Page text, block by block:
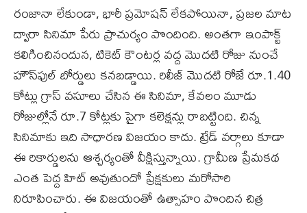
రంజానా లేకుండా, భారీ ప్రమోషన్‌ లేకపోయినా, ప్రజల మాట
ద్వారా సినిమా పేరు ప్రాచుర్యం పొందింది. అంతగా ఇంపాక్ట్
కలిగించినందున, టికెట్ కౌంటర్ల వద్ద మొదటి రోజు నుంచే
హౌస్‌ఫుల్ బోర్డులు కనబడ్డాయి. రిలీజ్ మొదటి రోజే రూ.1.40
కోట్లు గ్రాస్ వసూలు చేసిన ఈ సినిమా, కేవలం మూడు
రోజుల్లోనే రూ.7 కోట్లకు పైగా కలెక్షన్లు రాబట్టింది. చిన్న
సినిమాకు ఇది సాధారణ విజయం కాదు. ట్రేడ్ వర్గాలు కూడా
ఈ రికార్డులను ఆశ్చర్యంతో వీక్షిస్తున్నాయి. గ్రామీణ ప్రేమకథ
ఎంత పెద్ద హిట్ అవుతుందో ప్రేక్షకులు మరోసారి
నిరూపించారు. ఈ విజయంతో ఉత్సాహం పొందిన చిత్ర